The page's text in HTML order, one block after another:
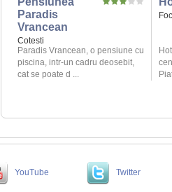
Paradis
Vrancean
Cotesti
Paradis Vrancean, o pensiune cu
piscina, intr-un cadru deosebit,
cat se poate d ...
YouTube Twitter